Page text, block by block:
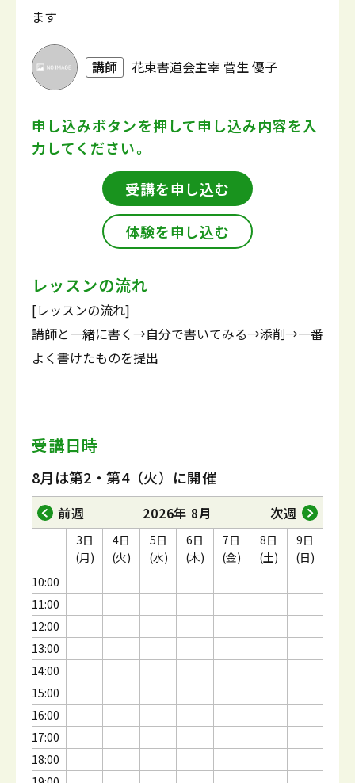
ます
講師 花束書道会主宰 菅生 優子
申し込みボタンを押して申し込み内容を入
力してください。
受講を申し込む
体験を申し込む
レッスンの流れ
[レッスンの流れ]
講師と一緒に書く→自分で書いてみる→添削→一番
よく書けたものを提出
受講日時
8月は第2・第4（火）に開催
前週 2026年 8月 次週
10:00
11:00
12:00
13:00
14:00
15:00
16:00
17:00
18:00
3日
(月)
4日
(火)
5日
(水)
6日
(木)
7日
(金)
8日
(土)
9日
(日)